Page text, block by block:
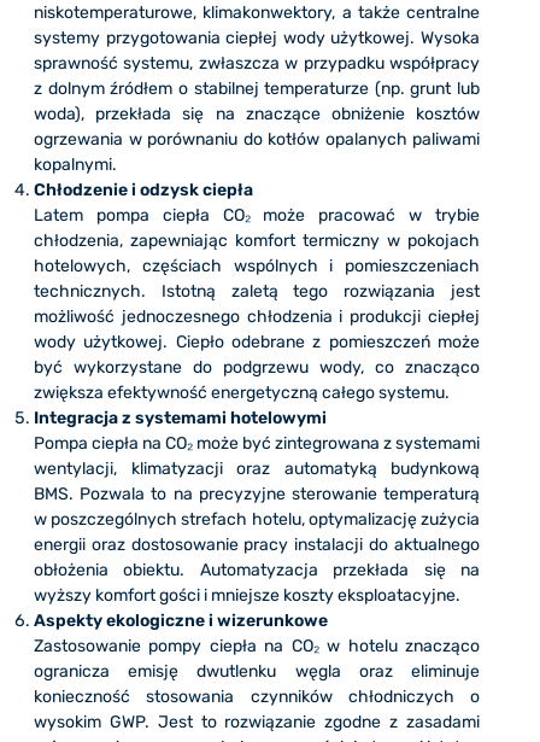
niskotemperaturowe, klimakonwektory, a także centralne
systemy przygotowania ciepłej wody użytkowej. Wysoka
sprawność systemu, zwłaszcza w przypadku współpracy
z dolnym źródłem o stabilnej temperaturze (np. grunt lub
woda), przekłada się na znaczące obniżenie kosztów
ogrzewania w porównaniu do kotłów opalanych paliwami
kopalnymi.
Chłodzenie i odzysk ciepła
Latem pompa ciepła CO₂ może pracować w trybie
chłodzenia, zapewniając komfort termiczny w pokojach
hotelowych, częściach wspólnych i pomieszczeniach
technicznych. Istotną zaletą tego rozwiązania jest
możliwość jednoczesnego chłodzenia i produkcji ciepłej
wody użytkowej. Ciepło odebrane z pomieszczeń może
być wykorzystane do podgrzewu wody, co znacząco
zwiększa efektywność energetyczną całego systemu.
Integracja z systemami hotelowymi
Pompa ciepła na CO₂ może być zintegrowana z systemami
wentylacji, klimatyzacji oraz automatyką budynkową
BMS. Pozwala to na precyzyjne sterowanie temperaturą
w poszczególnych strefach hotelu, optymalizację zużycia
energii oraz dostosowanie pracy instalacji do aktualnego
obłożenia obiektu. Automatyzacja przekłada się na
wyższy komfort gości i mniejsze koszty eksploatacyjne.
Aspekty ekologiczne i wizerunkowe
Zastosowanie pompy ciepła na CO₂ w hotelu znacząco
ogranicza emisję dwutlenku węgla oraz eliminuje
konieczność stosowania czynników chłodniczych o
wysokim GWP. Jest to rozwiązanie zgodne z zasadami